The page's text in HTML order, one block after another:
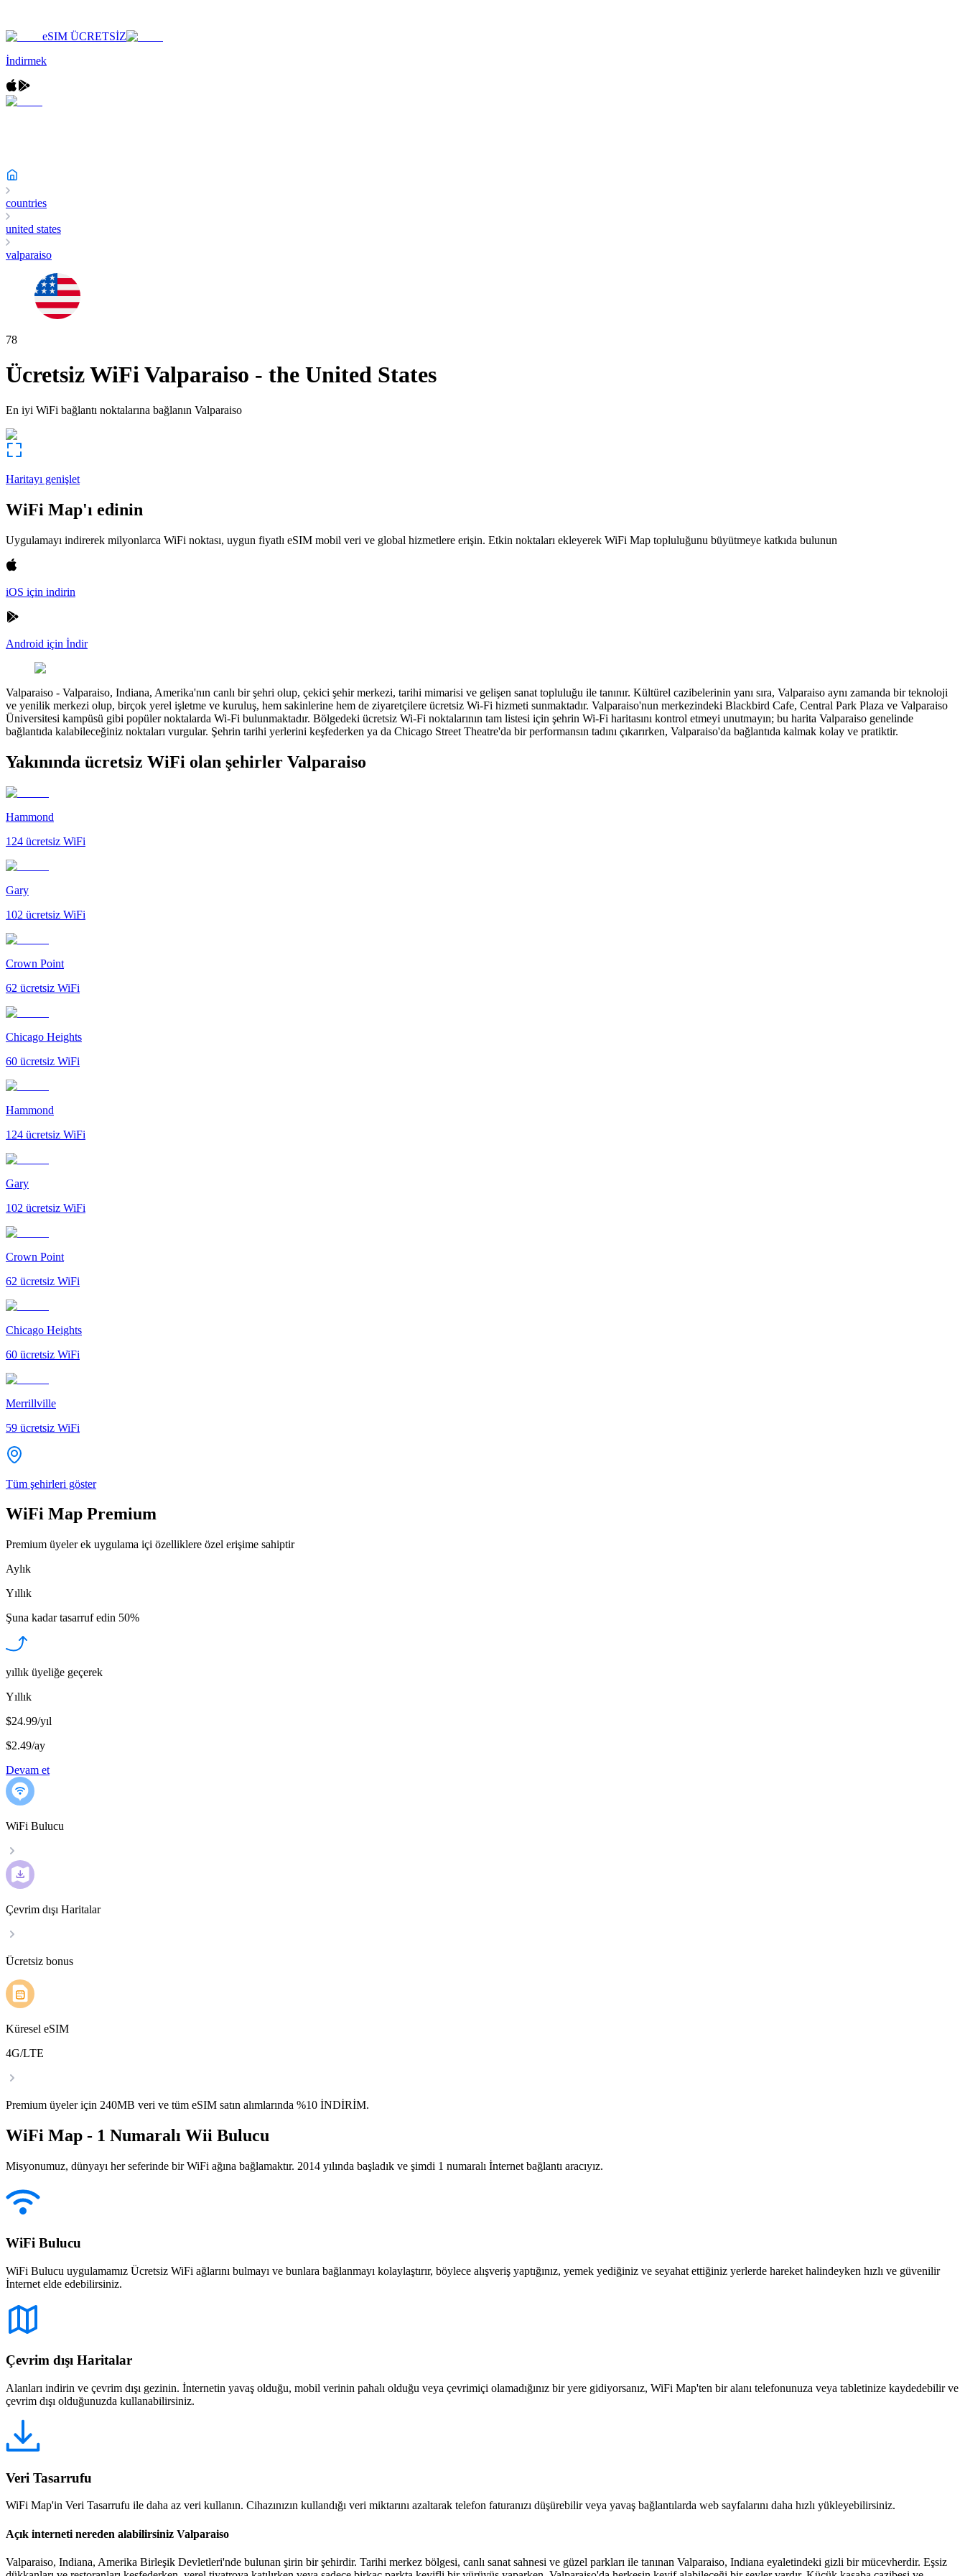
eSIM ÜCRETSİZ
İndirmek
countries
united states
valparaiso
78
Ücretsiz WiFiValparaiso - the United States
En iyi WiFi bağlantı noktalarına bağlanın Valparaiso
Haritayı genişlet
WiFi Map'ı edinin
Uygulamayı indirerek milyonlarca WiFi noktası, uygun fiyatlı eSIM mobil veri ve global hizmetlere erişin. Etkin noktaları ekleyerek WiFi Map topluluğunu büyütmeye katkıda bulunun
iOS için indirin
Android için İndir
Valparaiso - Valparaiso, Indiana, Amerika'nın canlı bir şehri olup, çekici şehir merkezi, tarihi mimarisi ve gelişen sanat topluluğu ile tanınır. Kültürel cazibelerinin yanı sıra, Valparaiso aynı zamanda bir teknoloji
ve yenilik merkezi olup, birçok yerel işletme ve kuruluş, hem sakinlerine hem de ziyaretçilere ücretsiz Wi-Fi hizmeti sunmaktadır. Valparaiso'nun merkezindeki Blackbird Cafe, Central Park Plaza ve Valparaiso
Üniversitesi kampüsü gibi popüler noktalarda Wi-Fi bulunmaktadır. Bölgedeki ücretsiz Wi-Fi noktalarının tam listesi için şehrin Wi-Fi haritasını kontrol etmeyi unutmayın; bu harita Valparaiso genelinde
bağlantıda kalabileceğiniz noktaları vurgular. Şehrin tarihi yerlerini keşfederken ya da Chicago Street Theatre'da bir performansın tadını çıkarırken, Valparaiso'da bağlantıda kalmak kolay ve pratiktir.
Yakınında ücretsiz WiFi olan şehirler Valparaiso
Hammond
124 ücretsiz WiFi
Gary
102 ücretsiz WiFi
Crown Point
62 ücretsiz WiFi
Chicago Heights
60 ücretsiz WiFi
Hammond
124 ücretsiz WiFi
Gary
102 ücretsiz WiFi
Crown Point
62 ücretsiz WiFi
Chicago Heights
60 ücretsiz WiFi
Merrillville
59 ücretsiz WiFi
Tüm şehirleri göster
WiFi Map Premium
Premium üyeler ek uygulama içi özelliklere özel erişime sahiptir
Aylık
Yıllık
Şuna kadar tasarruf edin 50%
yıllık üyeliğe geçerek
Yıllık
$24.99/yıl
$2.49/ay
Devam et
WiFi Bulucu
Çevrim dışı Haritalar
Ücretsiz bonus
Küresel eSIM
4G/LTE
Premium üyeler için 240MB veri ve tüm eSIM satın alımlarında %10 İNDİRİM.
WiFi Map - 1 Numaralı Wii Bulucu
Misyonumuz, dünyayı her seferinde bir WiFi ağına bağlamaktır. 2014 yılında başladık ve şimdi 1 numaralı İnternet bağlantı aracıyız.
WiFi Bulucu
WiFi Bulucu uygulamamız Ücretsiz WiFi ağlarını bulmayı ve bunlara bağlanmayı kolaylaştırır, böylece alışveriş yaptığınız, yemek yediğiniz ve seyahat ettiğiniz yerlerde hareket halindeyken hızlı ve güvenilir
İnternet elde edebilirsiniz.
Çevrim dışı Haritalar
Alanları indirin ve çevrim dışı gezinin. İnternetin yavaş olduğu, mobil verinin pahalı olduğu veya çevrimiçi olamadığınız bir yere gidiyorsanız, WiFi Map'ten bir alanı telefonunuza veya tabletinize kaydedebilir ve
çevrim dışı olduğunuzda kullanabilirsiniz.
Veri Tasarrufu
WiFi Map'in Veri Tasarrufu ile daha az veri kullanın. Cihazınızın kullandığı veri miktarını azaltarak telefon faturanızı düşürebilir veya yavaş bağlantılarda web sayfalarını daha hızlı yükleyebilirsiniz.
Açık interneti nereden alabilirsiniz Valparaiso
Valparaiso, Indiana, Amerika Birleşik Devletleri'nde bulunan şirin bir şehirdir. Tarihi merkez bölgesi, canlı sanat sahnesi ve güzel parkları ile tanınan Valparaiso, Indiana eyaletindeki gizli bir mücevherdir. Eşsiz